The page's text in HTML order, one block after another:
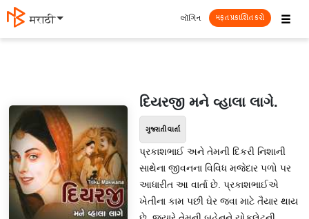
मराठी ☰
લૉગિન મફત પ્રકાશિત કરો
દિયરજી મને વ્હાલા લાગે.
ગુજરાતી વાર્તા
પ્રકાશભાઈ અને તેમની દિકરી નિશાની
સાથેના જીવનના વિવિધ મજેદાર પળો પર
આધારીત આ વાર્તા છે. પ્રકાશભાઈએ
ખેતીના કામ પછી ઘેર જવા માટે તૈયાર થાય